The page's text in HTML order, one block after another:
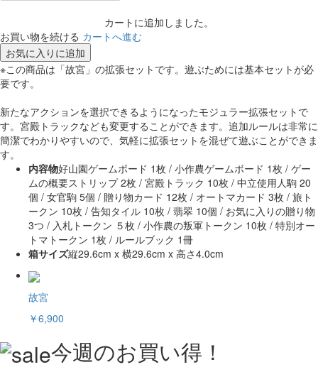
カートに追加しました。
お買い物を続ける カートへ進む
お気に入りに追加
※この商品は「故宮」の拡張セットです。遊ぶためには基本セットが必
要です。
新たなアクションを選択できるようになったモジュラー拡張セットで
す。宮殿トラックなども変更することができます。追加ルールは非常に
簡潔でわかりやすいので、気軽に拡張セットを混ぜて遊ぶことができま
す。
内容物好山園ゲームボード 1枚 / 小作農ゲームボード 1枚 / ゲー
ムの概要ストリップ 2枚 / 宮殿トラック 10枚 / 中立使用人駒 20
個 / 女官駒 5個 / 贈り物カード 12枚 / オートマカード 3枚 / 旅ト
ークン 10枚 / 告知タイル 10枚 / 翡翠 10個 / お気に入りの贈り物
3つ / 入札トークン ５枚 / 小作農の叛軍トークン 10枚 / 特別オー
トマトークン 1枚 / ルールブック 1冊
箱サイズ縦29.6cm x 横29.6cm x 高さ4.0cm
故宮
￥6,900
今週のお買い得！